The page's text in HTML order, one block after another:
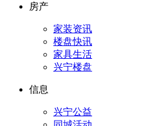
房产
家装资讯
楼盘快讯
家具生活
兴宁楼盘
信息
兴宁公益